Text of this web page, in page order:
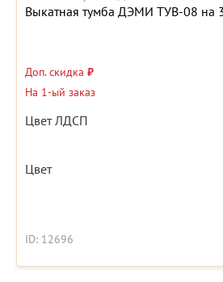
Выкатная тумба ДЭМИ ТУВ-08 на
Доп. скидка ₽
На 1-ый заказ
Цвет ЛДСП
Цвет
ID: 12696